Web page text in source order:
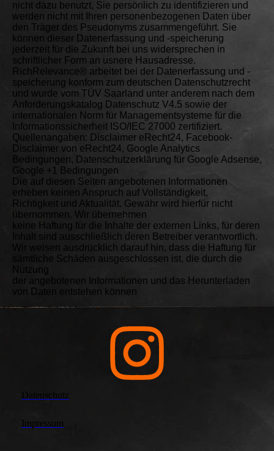
nicht dazu benutzt, Sie persönlich zu identifizieren und
werden nicht mit Ihren personenbezogenen Daten über
den Träger des Pseudonyms zusammengeführt. Sie
können dieser Datenerfassung und -speicherung
jederzeit für die Zukunft bei uns widersprechen in
schriftlicher Form an usnere Hausadresse.
RichRelevance® arbeitet bei der Datenerfassung und -
speicherung konform zum deutschen Datenschutzrecht
und wurde vom TÜV Saarland unter anderem nach dem
Anforderungskatalog Datenschutz V4.5 sowie der
internationalen Norm für Managementsysteme für die
Informationssicherheit ISO/IEC 27000 zertifiziert.
Quellenangaben: Disclaimer eRecht24, Facebook-
Disclaimer von eRecht24, Google Analytics
Bedingungen, Datenschutzerklärung für Google Adsense,
Google +1 Bedingungen
Die auf diesen Seiten angebotenen Informationen
erheben keinen Anspruch auf Vollständigkeit,
Richtigkeit und Aktualität. Gewähr wird hierfür nicht
übernommen. Wir übernehmen
keine Haftung für die Inhalte der externen Links, für deren
Inhalt sind ausschließlich deren Betreiber verantwortlich.
Wir weisen ausdrücklich darauf hin, dass die Haftung für
sämtliche Schäden ausgeschlossen ist, die durch die
Nutzung
der angebotenen Informationen und das Herunterladen
von Daten entstehen können
Impressum